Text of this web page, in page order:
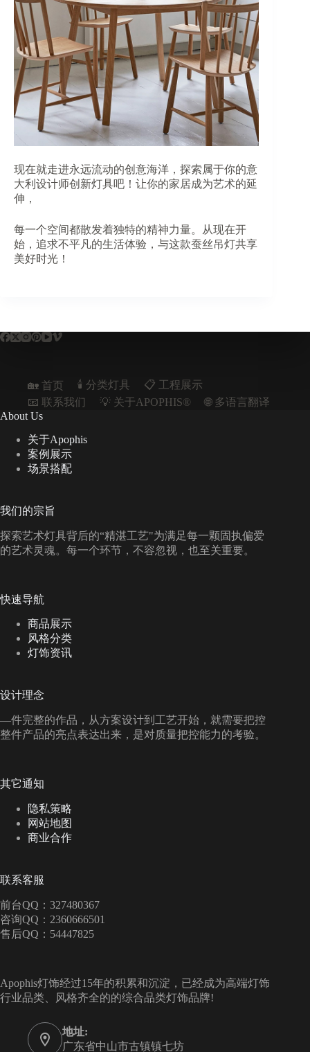
现在就走进永远流动的创意海洋，探索属于你的意
大利设计师创新灯具吧！让你的家居成为艺术的延
伸，
每一个空间都散发着独特的精神力量。从现在开
始，追求不平凡的生活体验，与这款蚕丝吊灯共享
美好时光！
🏡 首页 🕯️ 分类灯具
📋︎ 工程展示
📧 联系我们
💡 关于APOPHIS®
🌐 多语言翻译
About Us
关于Apophis
案例展示
场景搭配
我们的宗旨
探索艺术灯具背后的“精湛工艺"为满足每一颗固执偏爱
的艺术灵魂。每一个环节，不容忽视，也至关重要。
快速导航
商品展示
风格分类
灯饰资讯
设计理念
—件完整的作品，从方案设计到工艺开始，就需要把控
整件产品的亮点表达出来，是对质量把控能力的考验。
其它通知
隐私策略
网站地图
商业合作
联系客服
前台QQ：327480367
咨询QQ：2360666501
售后QQ：54447825
Apophis灯饰经过15年的积累和沉淀，已经成为高端灯饰
行业品类、风格齐全的的综合品类灯饰品牌!
地址:
广东省中山市古镇镇七坊